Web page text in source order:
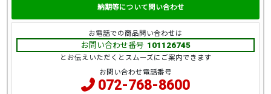
納期等について問い合わせ
お電話での商品問い合わせは
お問い合わせ番号 101126745
とお伝えいただくとスムーズにご案内できます
お問い合わせ電話番号
072-768-8600